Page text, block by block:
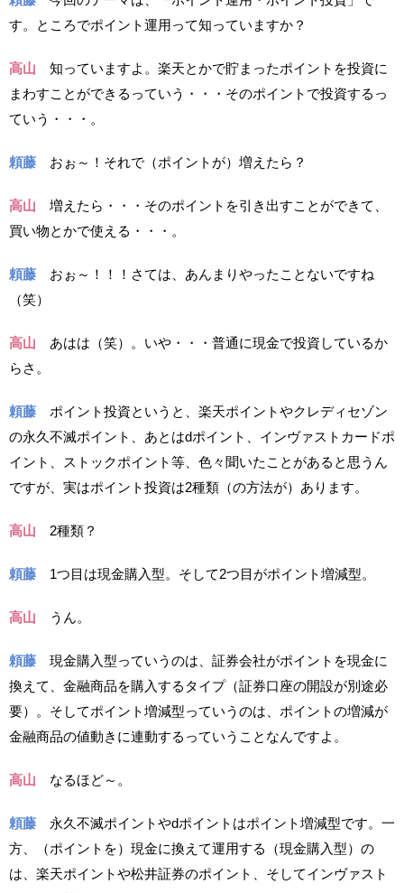
す。ところでポイント運用って知っていますか？
高山 知っていますよ。楽天とかで貯まったポイントを投資に
まわすことができるっていう・・・そのポイントで投資するっ
ていう・・・。
頼藤 おぉ～！それで（ポイントが）増えたら？
高山 増えたら・・・そのポイントを引き出すことができて、
買い物とかで使える・・・。
頼藤 おぉ～！！！さては、あんまりやったことないですね
（笑）
高山 あはは（笑）。いや・・・普通に現金で投資しているか
らさ。
頼藤 ポイント投資というと、楽天ポイントやクレディセゾン
の永久不滅ポイント、あとはdポイント、インヴァストカードポ
イント、ストックポイント等、色々聞いたことがあると思うん
ですが、実はポイント投資は2種類（の方法が）あります。
高山 2種類？
頼藤 1つ目は現金購入型。そして2つ目がポイント増減型。
高山 うん。
頼藤 現金購入型っていうのは、証券会社がポイントを現金に
換えて、金融商品を購入するタイプ（証券口座の開設が別途必
要）。そしてポイント増減型っていうのは、ポイントの増減が
金融商品の値動きに連動するっていうことなんですよ。
高山 なるほど～。
頼藤 永久不滅ポイントやdポイントはポイント増減型です。一
方、（ポイントを）現金に換えて運用する（現金購入型）の
は、楽天ポイントや松井証券のポイント、そしてインヴァスト